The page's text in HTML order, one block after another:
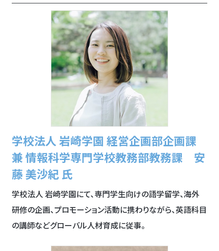
学校法人 岩崎学園 経営企画部企画課
兼 情報科学専門学校教務部教務課 安
藤 美沙紀 氏
学校法人 岩崎学園にて、専門学生向けの語学留学、海外
研修の企画、プロモーション活動に携わりながら、英語科目
の講師などグローバル人材育成に従事。